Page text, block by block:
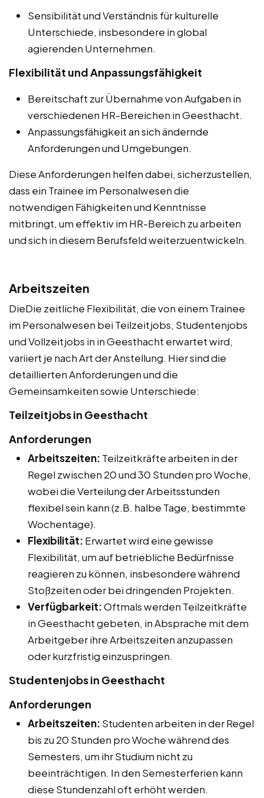
Sensibilität und Verständnis für kulturelle
Unterschiede, insbesondere in global
agierenden Unternehmen.
Flexibilität und Anpassungsfähigkeit
Bereitschaft zur Übernahme von Aufgaben in
verschiedenen HR-Bereichen in Geesthacht.
Anpassungsfähigkeit an sich ändernde
Anforderungen und Umgebungen.
Diese Anforderungen helfen dabei, sicherzustellen,
dass ein Trainee im Personalwesen die
notwendigen Fähigkeiten und Kenntnisse
mitbringt, um effektiv im HR-Bereich zu arbeiten
und sich in diesem Berufsfeld weiterzuentwickeln.
Arbeitszeiten
DieDie zeitliche Flexibilität, die von einem Trainee
im Personalwesen bei Teilzeitjobs, Studentenjobs
und Vollzeitjobs in in Geesthacht erwartet wird,
variiert je nach Art der Anstellung. Hier sind die
detaillierten Anforderungen und die
Gemeinsamkeiten sowie Unterschiede:
Teilzeitjobs in Geesthacht
Anforderungen
Arbeitszeiten: Teilzeitkräfte arbeiten in der
Regel zwischen 20 und 30 Stunden pro Woche,
wobei die Verteilung der Arbeitsstunden
flexibel sein kann (z.B. halbe Tage, bestimmte
Wochentage).
Flexibilität: Erwartet wird eine gewisse
Flexibilität, um auf betriebliche Bedürfnisse
reagieren zu können, insbesondere während
Stoßzeiten oder bei dringenden Projekten.
Verfügbarkeit:Oftmals werden Teilzeitkräfte
in Geesthacht gebeten, in Absprache mit dem
Arbeitgeber ihre Arbeitszeiten anzupassen
oder kurzfristig einzuspringen.
Studentenjobs in Geesthacht
Anforderungen
Arbeitszeiten: Studenten arbeiten in der Regel
bis zu 20 Stunden pro Woche während des
Semesters, um ihr Studium nicht zu
beeinträchtigen. In den Semesterferien kann
diese Stundenzahl oft erhöht werden.